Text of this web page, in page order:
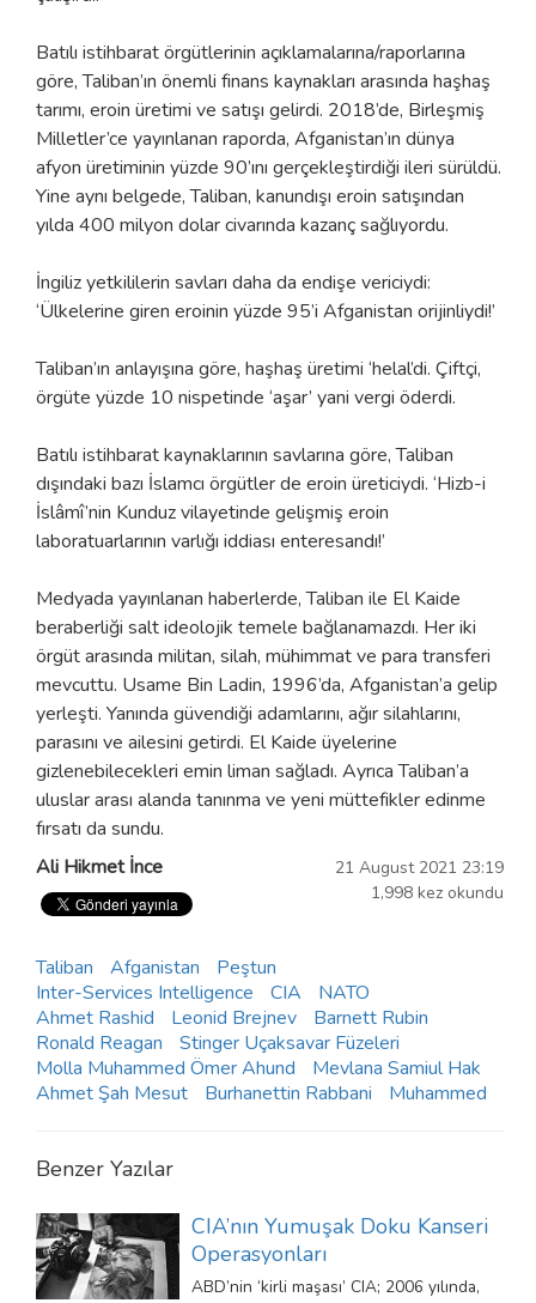
Batılı istihbarat örgütlerinin açıklamalarına/raporlarına
göre, Taliban’ın önemli finans kaynakları arasında haşhaş
tarımı, eroin üretimi ve satışı gelirdi. 2018’de, Birleşmiş
Milletler’ce yayınlanan raporda, Afganistan’ın dünya
afyon üretiminin yüzde 90’ını gerçekleştirdiği ileri sürüldü.
Yine aynı belgede, Taliban, kanundışı eroin satışından
yılda 400 milyon dolar civarında kazanç sağlıyordu.
İngiliz yetkililerin savları daha da endişe vericiydi:
‘Ülkelerine giren eroinin yüzde 95’i Afganistan orijinliydi!’
Taliban’ın anlayışına göre, haşhaş üretimi ‘helal’di. Çiftçi,
örgüte yüzde 10 nispetinde ‘aşar’ yani vergi öderdi.
Batılı istihbarat kaynaklarının savlarına göre, Taliban
dışındaki bazı İslamcı örgütler de eroin üreticiydi. ‘Hizb-i
İslâmî’nin Kunduz vilayetinde gelişmiş eroin
laboratuarlarının varlığı iddiası enteresandı!’
Medyada yayınlanan haberlerde, Taliban ile El Kaide
beraberliği salt ideolojik temele bağlanamazdı. Her iki
örgüt arasında militan, silah, mühimmat ve para transferi
mevcuttu. Usame Bin Ladin, 1996’da, Afganistan’a gelip
yerleşti. Yanında güvendiği adamlarını, ağır silahlarını,
parasını ve ailesini getirdi. El Kaide üyelerine
gizlenebilecekleri emin liman sağladı. Ayrıca Taliban’a
uluslar arası alanda tanınma ve yeni müttefikler edinme
fırsatı da sundu.
21 August 2021 23:19
1,998 kez okundu
Ali Hikmet İnce
Taliban Afganistan
Peştun
Inter-Services Intelligence
CIA
NATO
Ahmet Rashid
Leonid Brejnev
Barnett Rubin
Ronald Reagan
Stinger Uçaksavar Füzeleri
Molla Muhammed Ömer Ahund
Mevlana Samiul Hak
Ahmet Şah Mesut
Burhanettin Rabbani Muhammed
Benzer Yazılar
CIA’nın Yumuşak Doku Kanseri
Operasyonları
ABD’nin ‘kirli maşası’ CIA; 2006 yılında,